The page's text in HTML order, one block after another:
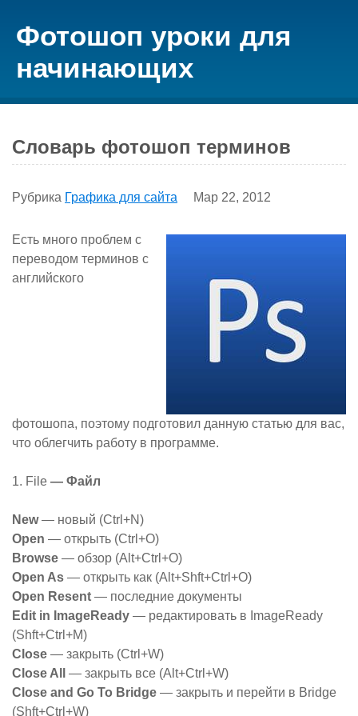
Фотошоп уроки для
начинающих
Словарь фотошоп терминов
Рубрика Графика для сайта Мар 22, 2012
Есть много проблем с
переводом терминов с
английского
фотошопа, поэтому подготовил данную статью для вас,
что облегчить работу в программе.
1. File — Файл
New— новый (Ctrl+N)
Open — открыть (Ctrl+O)
Browse — обзор (Alt+Ctrl+O)
Open As — открыть как (Alt+Shft+Ctrl+O)
Open Resent — последние документы
Edit in ImageReady — редактировать в ImageReady
(Shft+Ctrl+M)
Close — закрыть (Ctrl+W)
Close All
— закрыть все (Alt+Ctrl+W)
Close and Go To Bridge — закрыть и перейти в Bridge
(Shft+Ctrl+W)